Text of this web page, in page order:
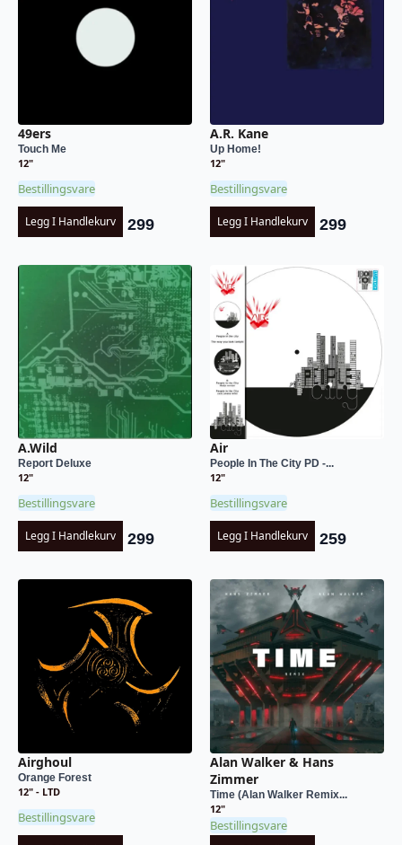
49ers
Touch Me
12"
Bestillingsvare
Legg I Handlekurv 299
A.R. Kane
Up Home!
12"
Bestillingsvare
Legg I Handlekurv 299
A.Wild
Report Deluxe
12"
Bestillingsvare
Legg I Handlekurv 299
Air
People In The City PD -...
12"
Bestillingsvare
Legg I Handlekurv 259
Airghoul
Orange Forest
12" - LTD
Bestillingsvare
Alan Walker & Hans
Zimmer
Time (Alan Walker Remix...
12"
Bestillingsvare